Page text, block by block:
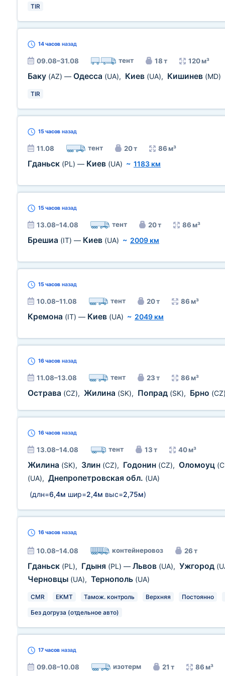
TIR
14 часов назад
09.08–31.08 тент 18 т 120 м³
Баку (AZ) — Одесса (UA), Киев (UA), Кишинев (MD)
TIR
15 часов назад
11.08 тент 20 т 86 м³
Гданьск (PL) — Киев (UA) ~ 1183 км
15 часов назад
13.08–14.08 тент 20 т 86 м³
Брешиа (IT) — Киев (UA) ~ 2009 км
15 часов назад
10.08–11.08 тент 20 т 86 м³
Кремона (IT) — Киев (UA) ~ 2049 км
16 часов назад
11.08–13.08 тент 23 т 86 м³
Острава (CZ), Жилина (SK), Попрад (SK), Брно
16 часов назад
13.08–14.08 тент 13 т 40 м³
Жилина (SK), Злин (CZ), Годонин (CZ), Оломоуц
(UA), Днепропетровская обл. (UA)
(длн=6,4м шир=2,4м выс=2,75м)
16 часов назад
10.08–14.08 контейнеровоз 26 т
Гданьск (PL), Гдыня (PL) — Львов (UA), Ужгород
Черновцы (UA), Тернополь (UA)
CMR EKMT Тамож. контроль Верхняя Постоянно
Без догруза (отдельное авто)
17 часов назад
09.08–10.08 изотерм 21 т 86 м³